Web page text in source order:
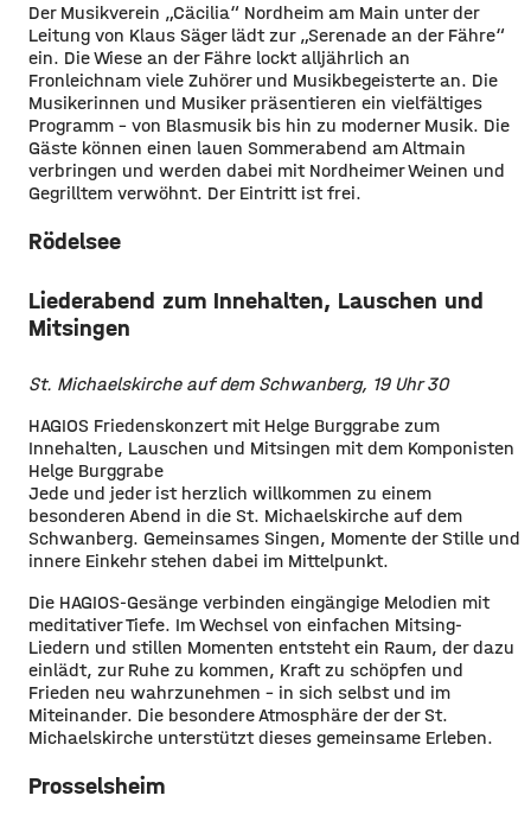
Der Musikverein „Cäcilia“ Nordheim am Main unter der
Leitung von Klaus Säger lädt zur „Serenade an der Fähre“
ein. Die Wiese an der Fähre lockt alljährlich an
Fronleichnam viele Zuhörer und Musikbegeisterte an. Die
Musikerinnen und Musiker präsentieren ein vielfältiges
Programm – von Blasmusik bis hin zu moderner Musik. Die
Gäste können einen lauen Sommerabend am Altmain
verbringen und werden dabei mit Nordheimer Weinen und
Gegrilltem verwöhnt. Der Eintritt ist frei.
Rödelsee
Liederabend zum Innehalten, Lauschen und
Mitsingen
St. Michaelskirche auf dem Schwanberg, 19 Uhr 30
HAGIOS Friedenskonzert mit Helge Burggrabe zum
Innehalten, Lauschen und Mitsingen mit dem Komponisten
Helge Burggrabe
Jede und jeder ist herzlich willkommen zu einem
besonderen Abend in die St. Michaelskirche auf dem
Schwanberg. Gemeinsames Singen, Momente der Stille und
innere Einkehr stehen dabei im Mittelpunkt.
Die HAGIOS-Gesänge verbinden eingängige Melodien mit
meditativer Tiefe. Im Wechsel von einfachen Mitsing-
Liedern und stillen Momenten entsteht ein Raum, der dazu
einlädt, zur Ruhe zu kommen, Kraft zu schöpfen und
Frieden neu wahrzunehmen – in sich selbst und im
Miteinander. Die besondere Atmosphäre der der St.
Michaelskirche unterstützt dieses gemeinsame Erleben.
Prosselsheim